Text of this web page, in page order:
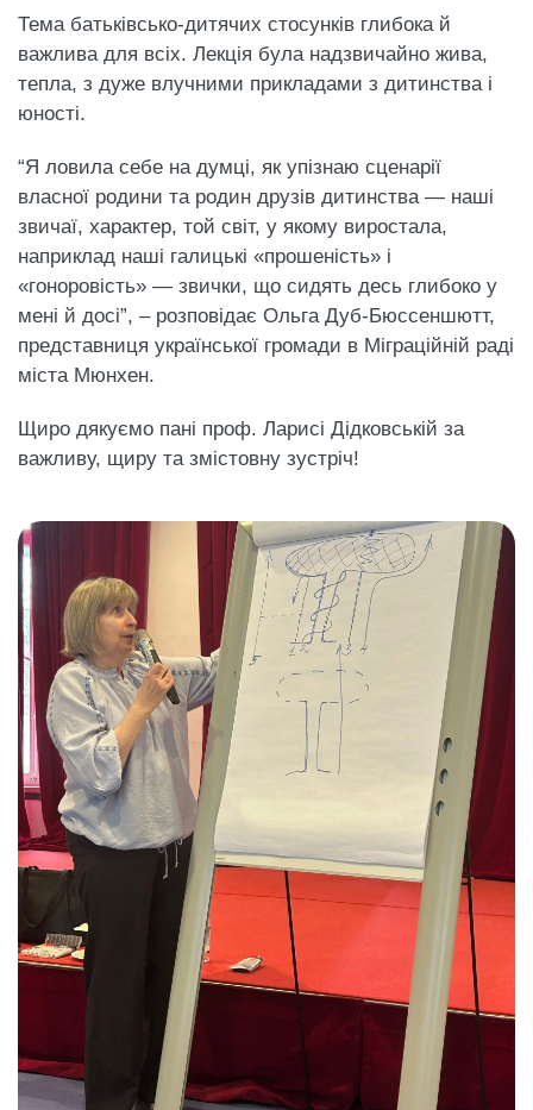
Тема батьківсько-дитячих стосунків глибока й
важлива для всіх. Лекція була надзвичайно жива,
тепла, з дуже влучними прикладами з дитинства і
юності.
“Я ловила себе на думці, як упізнаю сценарії
власної родини та родин друзів дитинства — наші
звичаї, характер, той світ, у якому виростала,
наприклад наші галицькі «прошеність» і
«гоноровість» — звички, що сидять десь глибоко у
мені й досі”, – розповідає Ольга Дуб-Бюссеншютт,
представниця української громади в Міграційній раді
міста Мюнхен.
Щиро дякуємо пані проф. Ларисі Дідковській за
важливу, щиру та змістовну зустріч!